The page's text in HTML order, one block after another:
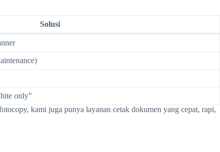
Solusi
only”
kami juga punya layanan cetak dokumen yang cepat, rapi,